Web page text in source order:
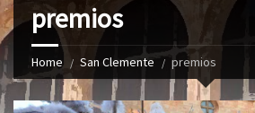
premios
Home San Clemente premios